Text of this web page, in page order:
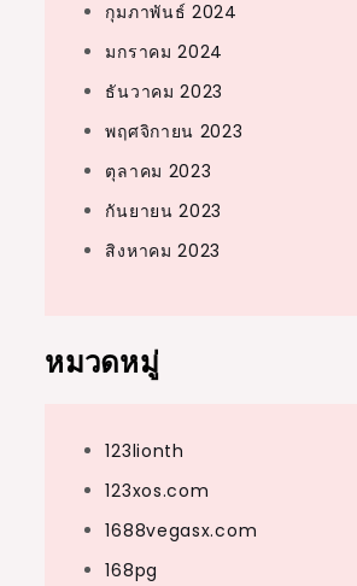
กุมภาพันธ์ 2024
มกราคม 2024
ธันวาคม 2023
พฤศจิกายน 2023
ตุลาคม 2023
กันยายน 2023
สิงหาคม 2023
หมวดหมู่
123lionth
123xos.com
1688vegasx.com
168pg